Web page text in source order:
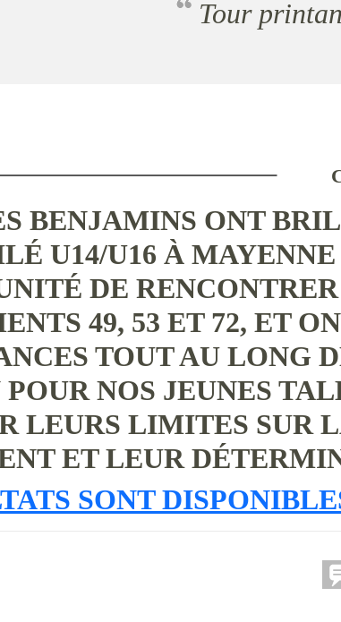
Tour
BENJAMINS ONT
U14/U16 À
DE
49, 53 ET 72, ET
TOUT AU LONG
NOS JEUNES
LEURS LIMITES SUR
ET LEUR
SONT